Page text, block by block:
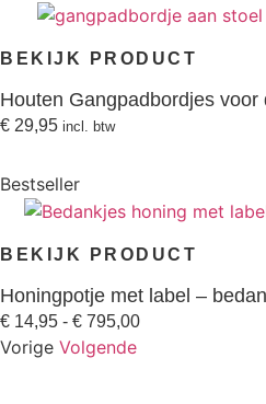
BEKIJK PRODUCT
Houten Gangpadbordjes
€ 29,95 incl. btw
Bestseller
BEKIJK PRODUCT
Honingpotje met label –
€ 14,95 - € 795,00
Vorige Volgende